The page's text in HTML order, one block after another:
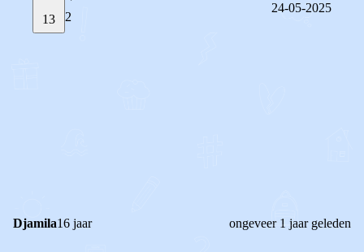
13 2
24-05-2025
Djamila16 jaar ongeveer 1 jaar geleden